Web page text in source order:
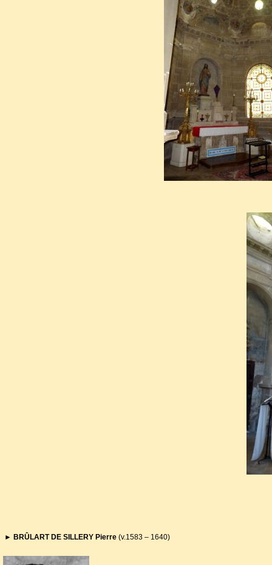
► BRÛLART DE SILLERY Pierre (v.1583 – 1640)
vieil homme se retira
Soucieux de s’assurer la
ériger à sa propre gloire,
sépulcrale accolée à un
datant du 12ème siècle.
Dédiée à Saint-Roch de
1637) et son gendre
classique et de plan rond.
est décorée de caissons
Plutôt maladroitement
pas le tombeau de Nicolas
rare, se trouvait dans la